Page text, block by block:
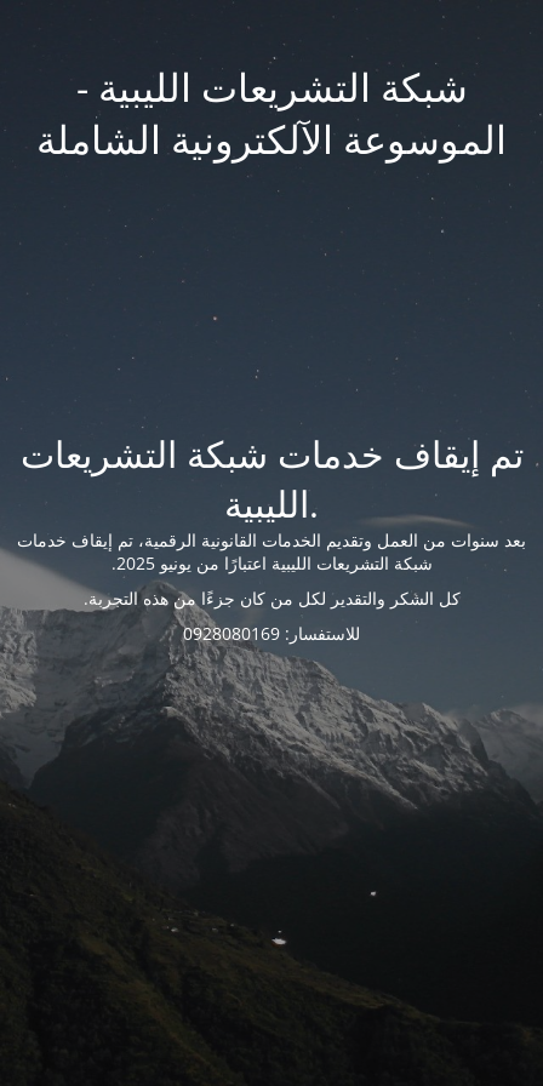
شبكة التشريعات الليبية -
الموسوعة الآلكترونية الشاملة
تم إيقاف خدمات شبكة التشريعات
الليبية.
بعد سنوات من العمل وتقديم الخدمات القانونية الرقمية، تم إيقاف خدمات
شبكة التشريعات الليبية اعتبارًا من يونيو 2025.
كل الشكر والتقدير لكل من كان جزءًا من هذه التجربة.
للاستفسار: 0928080169